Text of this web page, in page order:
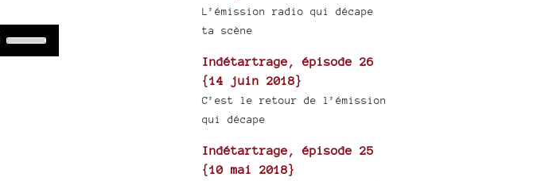
L’émission radio qui décape
ta scène
Indétartrage, épisode 26
{14 juin 2018}
C’est le retour de l’émission
qui décape
Indétartrage, épisode 25
{10 mai 2018}